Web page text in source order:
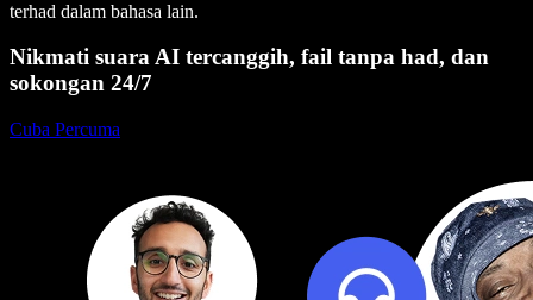
terhad dalam bahasa lain.
Nikmati suara AI tercanggih, fail tanpa had, dan
sokongan 24/7
Cuba Percuma